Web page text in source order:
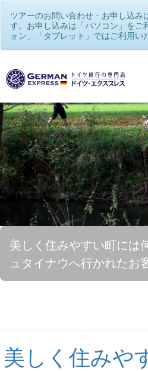
ツアーのお問い合わせ・お申し込み
す。お申し込みは「パソコン」をご
ォン」「タブレット」ではご利用い
美しく住みやすい町には
ュタイナウへ行かれたお
美しく住みや